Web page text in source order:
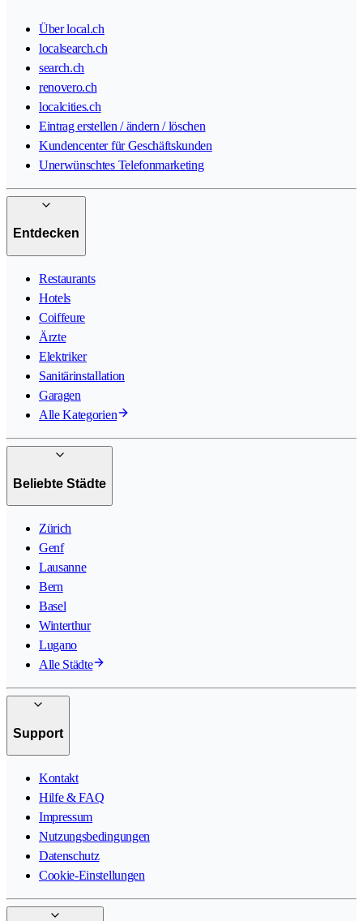
Über local.ch
localsearch.ch
search.ch
renovero.ch
localcities.ch
Eintrag erstellen / ändern / löschen
Kundencenter für Geschäftskunden
Unerwünschtes Telefonmarketing
Entdecken
Restaurants
Hotels
Coiffeure
Ärzte
Elektriker
Sanitärinstallation
Garagen
Alle Kategorien
Beliebte Städte
Zürich
Genf
Lausanne
Bern
Basel
Winterthur
Lugano
Alle Städte
Support
Kontakt
Hilfe & FAQ
Impressum
Nutzungsbedingungen
Datenschutz
Cookie-Einstellungen